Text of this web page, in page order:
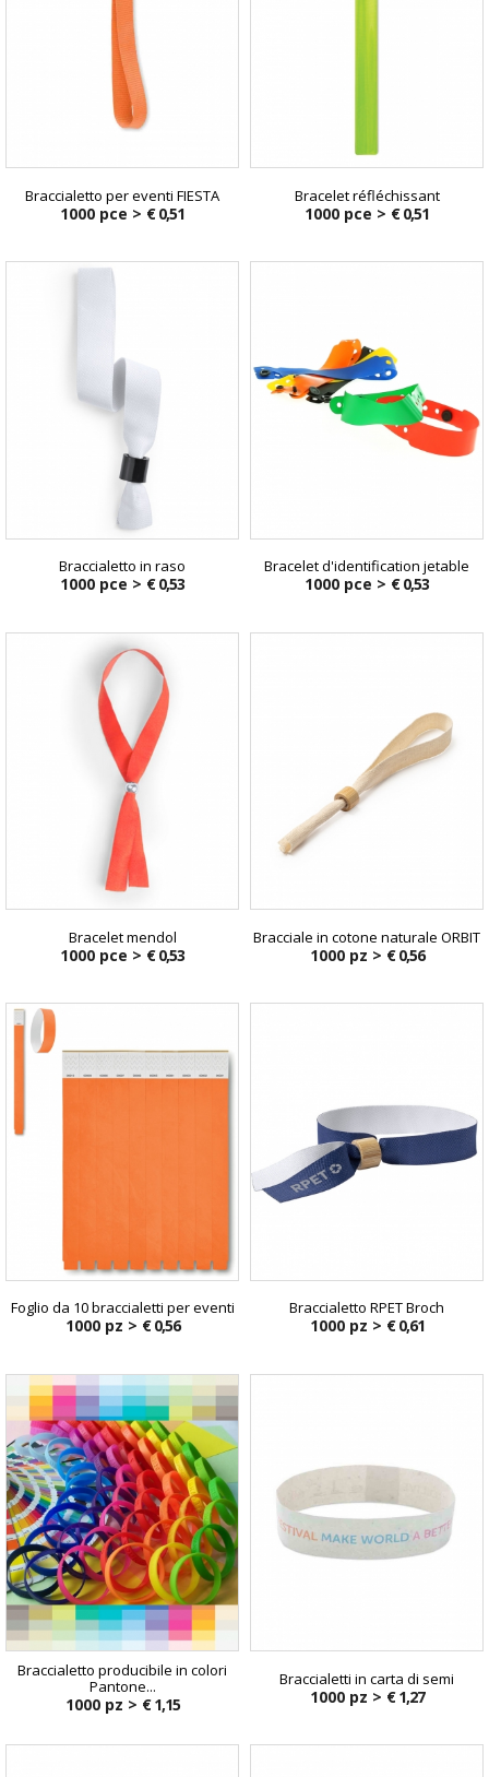
Braccialetto per eventi FIESTA
1000 pce > € 0,51
Bracelet réfléchissant
1000 pce > € 0,51
Braccialetto in raso
1000 pce > € 0,53
Bracelet d'identification jetable
1000 pce > € 0,53
Bracelet mendol
1000 pce > € 0,53
Bracciale in cotone naturale ORBIT
1000 pz > € 0,56
Foglio da 10 braccialetti per eventi
1000 pz > € 0,56
Braccialetto RPET Broch
1000 pz > € 0,61
Braccialetto producibile in colori
Pantone...
1000 pz > € 1,15
Braccialetti in carta di semi
1000 pz > € 1,27